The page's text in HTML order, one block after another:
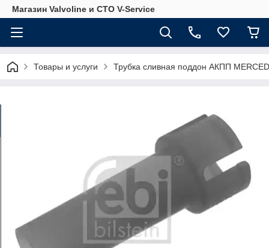
Магазин Valvoline и СТО V-Service
Товары и услуги Трубка сливная поддон АКПП